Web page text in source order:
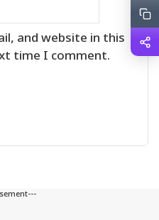
and website in this
time I comment.